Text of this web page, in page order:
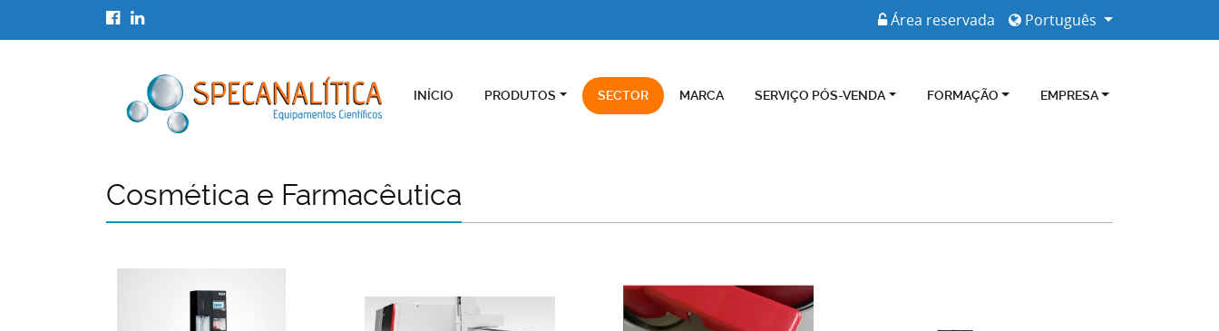
Português
Área reservada
INÍCIO PRODUTOS SECTOR MARCA SERVIÇO PÓS-VENDA FORMAÇÃO EMPRESA
Cosmética e Farmacêutica